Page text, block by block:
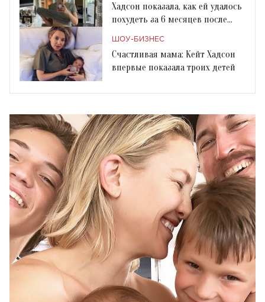
Хадсон показала, как ей удалось
похудеть за 6 месяцев после
ШОУ-БИЗНЕС
Счастливая мама: Кейт Хадсон
впервые показала троих детей